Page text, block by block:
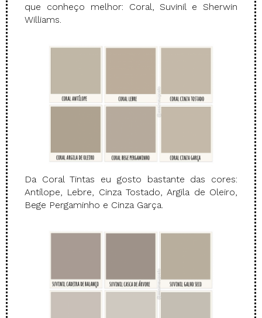
que conheço melhor: Coral, Suvinil e Sherwin
Williams.
Da Coral Tintas eu gosto bastante das cores:
Antílope, Lebre, Cinza Tostado, Argila de Oleiro,
Bege Pergaminho e Cinza Garça.